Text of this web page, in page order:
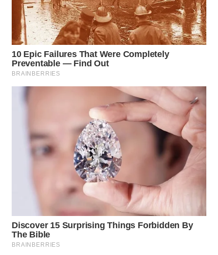
WN DELI
SERDANG
WN
TEBING
TINGGI
WN
KARAWANG
WN
DEPOK